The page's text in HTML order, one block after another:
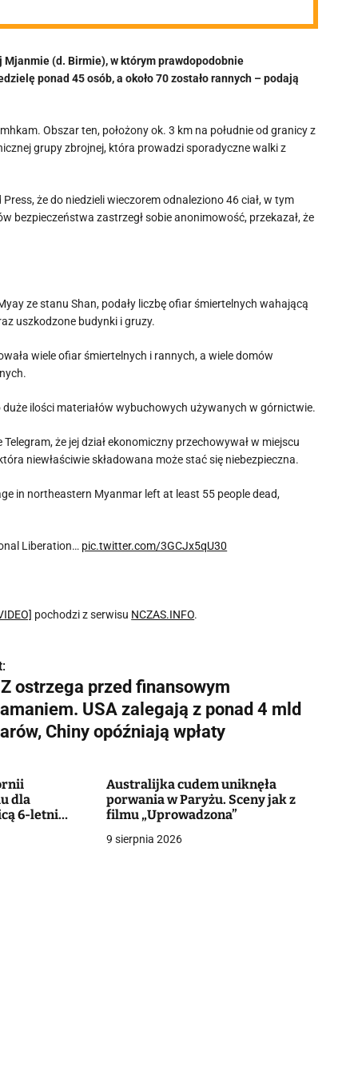
Mjanmie (d. Birmie), w którym prawdopodobnie
ponad 45 osób, a około 70 zostało rannych – podają
Obszar ten, położony ok. 3 km na południe od granicy z
grupy zbrojnej, która prowadzi sporadyczne walki z
że do niedzieli wieczorem odnaleziono 46 ciał, w tym
bezpieczeństwa zastrzegł sobie anonimowość, przekazał, że
ze stanu Shan, podały liczbę ofiar śmiertelnych wahającą
uszkodzone budynki i gruzy.
wiele ofiar śmiertelnych i rannych, a wiele domów
ilości materiałów wybuchowych używanych w górnictwie.
że jej dział ekonomiczny przechowywał w miejscu
niewłaściwie składowana może stać się niebezpieczna.
in northeastern Myanmar left at least 55 people dead,
Liberation… pic.twitter.com/3GCJx5qU30
pochodzi z serwisu NCZAS.INFO.
ostrzega przed finansowym
USA zalegają z ponad 4 mld
Chiny opóźniają wpłaty
dla
6-letni
Australijka cudem uniknęła
porwania w Paryżu. Sceny jak z
filmu „Uprowadzona”
9 sierpnia 2026